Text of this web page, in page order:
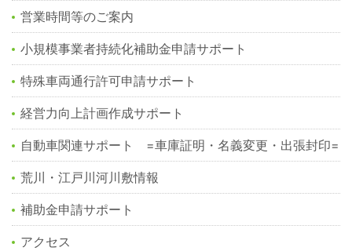
営業時間等のご案内
小規模事業者持続化補助金申請サポート
特殊車両通行許可申請サポート
経営力向上計画作成サポート
自動車関連サポート =車庫証明・名義変更・出張封印=
荒川・江戸川河川敷情報
補助金申請サポート
アクセス